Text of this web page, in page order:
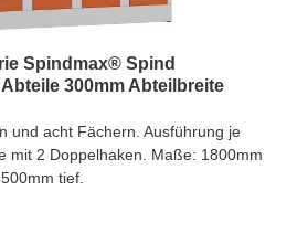
Spindmax® Spind
300mm Abteilbreite
und acht Fächern. Ausführung je
mit 2 Doppelhaken. Maße: 1800mm
tief.